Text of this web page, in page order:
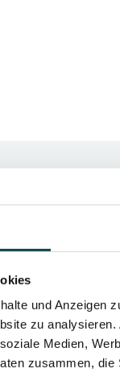
und Anzeigen
zu
Medien,
zusammen,